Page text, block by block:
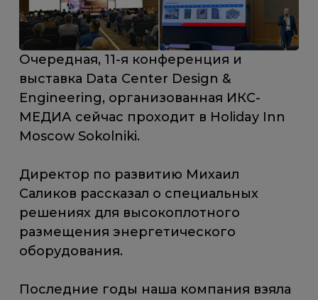
Очередная, 11-я конференция и
выставка Data Center Design &
Engineering, организованная ИКС-
МЕДИА сейчас проходит в Holiday Inn
Moscow Sokolniki.
Директор по развитию Михаил
Саликов рассказал о специальных
решениях для высокоплотного
размещения энергетического
оборудования.
Последние годы наша компания взяла